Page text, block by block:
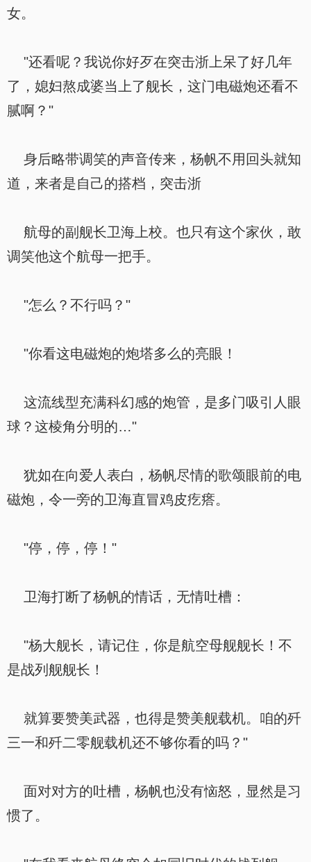
女。
"还看呢？我说你好歹在突击浙上呆了好几年
了，媳妇熬成婆当上了舰长，这门电磁炮还看不
腻啊？"
身后略带调笑的声音传来，杨帆不用回头就知
道，来者是自己的搭档，突击浙
航母的副舰长卫海上校。也只有这个家伙，敢
调笑他这个航母一把手。
"怎么？不行吗？"
"你看这电磁炮的炮塔多么的亮眼！
这流线型充满科幻感的炮管，是多门吸引人眼
球？这棱角分明的…"
犹如在向爱人表白，杨帆尽情的歌颂眼前的电
磁炮，令一旁的卫海直冒鸡皮疙瘩。
"停，停，停！"
卫海打断了杨帆的情话，无情吐槽：
"杨大舰长，请记住，你是航空母舰舰长！不
是战列舰舰长！
就算要赞美武器，也得是赞美舰载机。咱的歼
三一和歼二零舰载机还不够你看的吗？"
面对对方的吐槽，杨帆也没有恼怒，显然是习
惯了。